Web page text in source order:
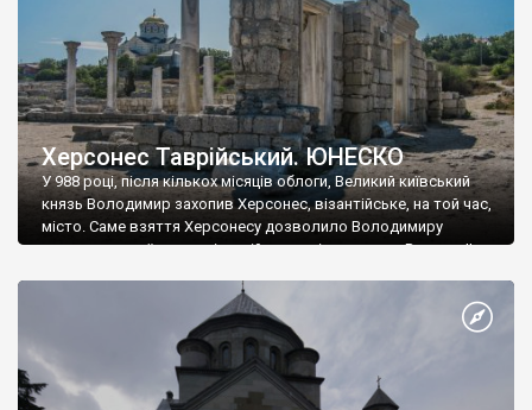
Херсонес Таврійський. ЮНЕСКО
У 988 році, після кількох місяців облоги, Великий київський
князь Володимир захопив Херсонес, візантійське, на той час,
місто. Саме взяття Херсонесу дозволило Володимиру
диктувати свої умови візантійському імператору Василю ІІ, та
Херсонесі Володимир-язичник, став Василем-християнином.
А потім було Хрещення Русі. На честь Херсонесу Таврійського